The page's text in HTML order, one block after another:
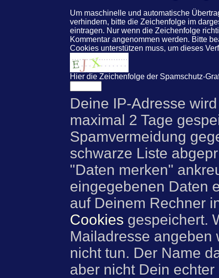
Um maschinelle und automatische
verhindern, bitte die Zeichenfolge im
eintragen. Nur wenn die Zeichenfolge
Kommentar angenommen werden. Bitte
Cookies unterstützen muss, um dieses
Hier die Zeichenfolge der Spamschutz-
Deine IP-Adresse
maximal 2 Tage
Spamvermeidung
schwarze Liste
"Daten merken"
eingegebenen Daten
auf Deinem Rechner
Cookies gespeichert.
Mailadresse angeben
nicht tun. Der Name
aber nicht Dein